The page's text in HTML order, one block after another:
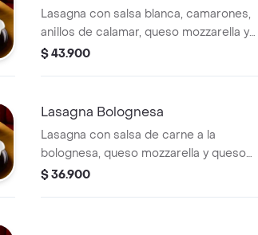
Lasagna con salsa blanca, camarones,
anillos de calamar, queso mozzarella y
queso parmesano gratinado.
$ 43.900
Lasagna Bolognesa
Lasagna con salsa de carne a la
bolognesa, queso mozzarella y queso
parmesano gratinado. Acompañada de 2
$ 36.900